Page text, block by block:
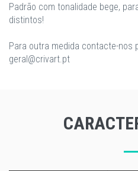
Padrão com tonalidade bege,
distintos!
Para outra medida contacte-nos
geral@crivart.pt